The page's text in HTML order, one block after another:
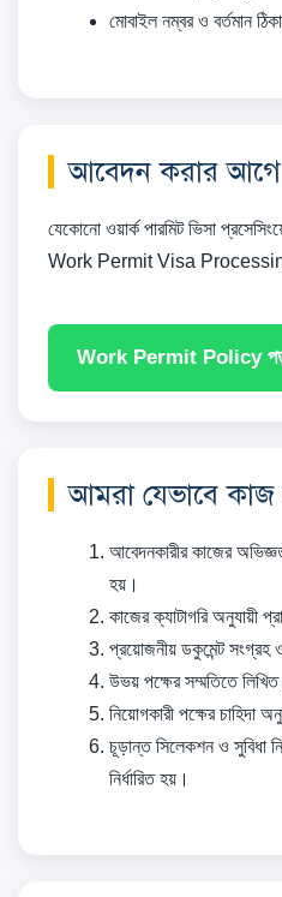
মোবাইল নম্বর ও বর্তমান
আবেদন করার আগে
যেকোনো ওয়ার্ক পারমিট ভিসা
Work Permit Visa
Work Permit Policy
আমরা যেভাবে
আবেদনকারীর কাজের
হয়।
কাজের ক্যাটাগরি অনুযায়ী
প্রয়োজনীয় ডকুমেন্ট সংগ্রহ
উভয় পক্ষের সম্মতিতে
নিয়োগকারী পক্ষের চাহিদা
চূড়ান্ত সিলেকশন ও সুবিধা
নির্ধারিত হয়।